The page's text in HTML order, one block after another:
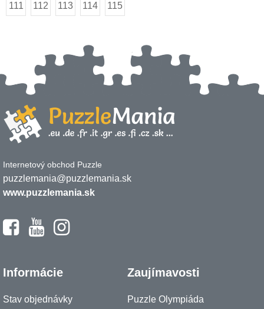
111 112 113 114 115
Internetový obchod Puzzle
puzzlemania@puzzlemania.sk
www.puzzlemania.sk
Informácie
Stav objednávky
Zaujímavosti
Puzzle Olympiáda